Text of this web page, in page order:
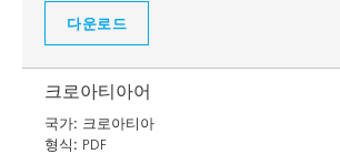
다운로드
크로아티아어
국가: 크로아티아
형식: PDF